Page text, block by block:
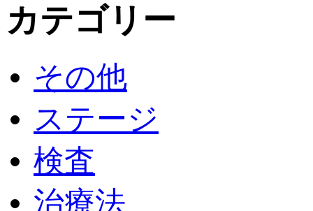
カテゴリー
その他
ステージ
検査
治療法